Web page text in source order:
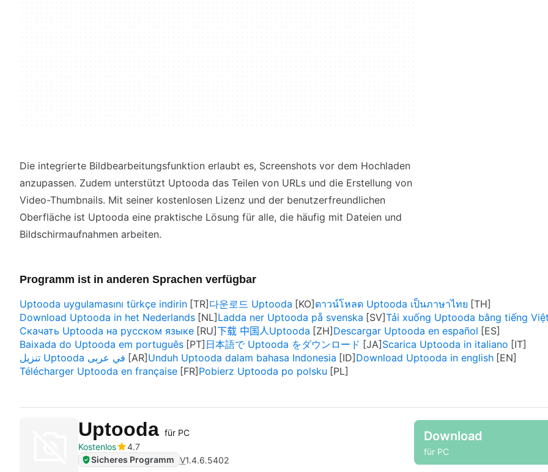
Die integrierte Bildbearbeitungsfunktion erlaubt es, Screenshots vor dem Hochladen
anzupassen. Zudem unterstützt Uptooda das Teilen von URLs und die Erstellung von
Video-Thumbnails. Mit seiner kostenlosen Lizenz und der benutzerfreundlichen
Oberfläche ist Uptooda eine praktische Lösung für alle, die häufig mit Dateien und
Bildschirmaufnahmen arbeiten.
Programm ist in anderen Sprachen verfügbar
Uptooda uygulamasını türkçe indirin
다운로드 Uptooda
ดาวน์โหลด Uptooda เป็นภาษาไทย
Download Uptooda in het Nederlands
Ladda ner Uptooda på svenska
Tải xuống Uptooda bằng tiếng Việt
Скачать Uptooda на русском языке
下载 中国人Uptooda
Descargar Uptooda en español
Baixada do Uptooda em português
日本語で Uptooda をダウンロード
Scarica Uptooda in italiano
تنزيل Uptooda في عربى
Unduh Uptooda dalam bahasa Indonesia
Download Uptooda in english
Télécharger Uptooda en française
Pobierz Uptooda po polsku
Uptooda für PC
Kostenlos
4.7
Sicheres Programm V1.4.6.5402
Download
für PC